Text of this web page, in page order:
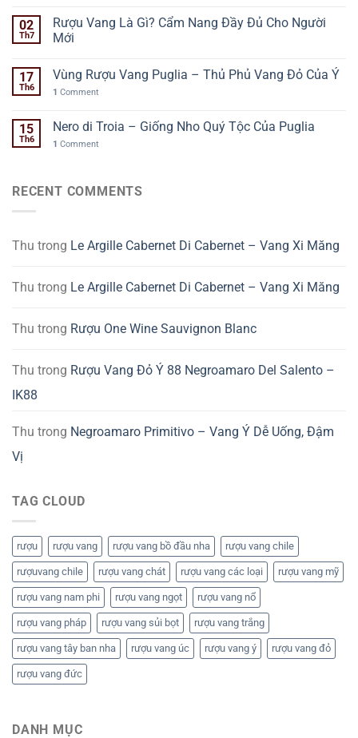
02
Th7
Rượu Vang Là Gì? Cẩm Nang Đầy Đủ Cho Người
Mới
17
Th6
Vùng Rượu Vang Puglia – Thủ Phủ Vang Đỏ Của Ý
1 Comment
15
Th6
Nero di Troia – Giống Nho Quý Tộc Của Puglia
1 Comment
RECENT COMMENTS
Thu trong Le Argille Cabernet Di Cabernet – Vang Xi Măng
Thu trong Le Argille Cabernet Di Cabernet – Vang Xi Măng
Thu trong Rượu One Wine Sauvignon Blanc
Thu trong Rượu Vang Đỏ Ý 88 Negroamaro Del Salento –
IK88
Thu trong Negroamaro Primitivo – Vang Ý Dễ Uống, Đậm
Vị
TAG CLOUD
rượu rượu vang rượu vang bồ đầu nha rượu vang chile
rượuvang chile rượu vang chát rượu vang các loại rượu vang mỹ
rượu vang nam phi rượu vang ngọt rượu vang nổ
rượu vang pháp rượu vang sủi bọt rượu vang trắng
rượu vang tây ban nha rượu vang úc rượu vang ý rượu vang đỏ
rượu vang đức
DANH MỤC